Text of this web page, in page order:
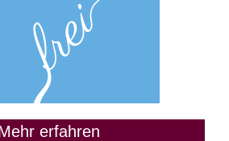
erfahren